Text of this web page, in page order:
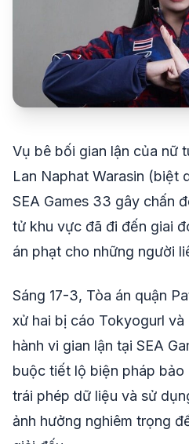
Vụ bê bối gian lận của nữ
Lan Naphat Warasin (biệt
SEA Games 33 gây chấn
tử khu vực đã đi đến giai
án phạt cho những người
Sáng 17-3, Tòa án quận
xử hai bị cáo Tokyogurl và
hành vi gian lận tại SEA
buộc tiết lộ biện pháp
trái phép dữ liệu và sử
ảnh hưởng nghiêm trọng